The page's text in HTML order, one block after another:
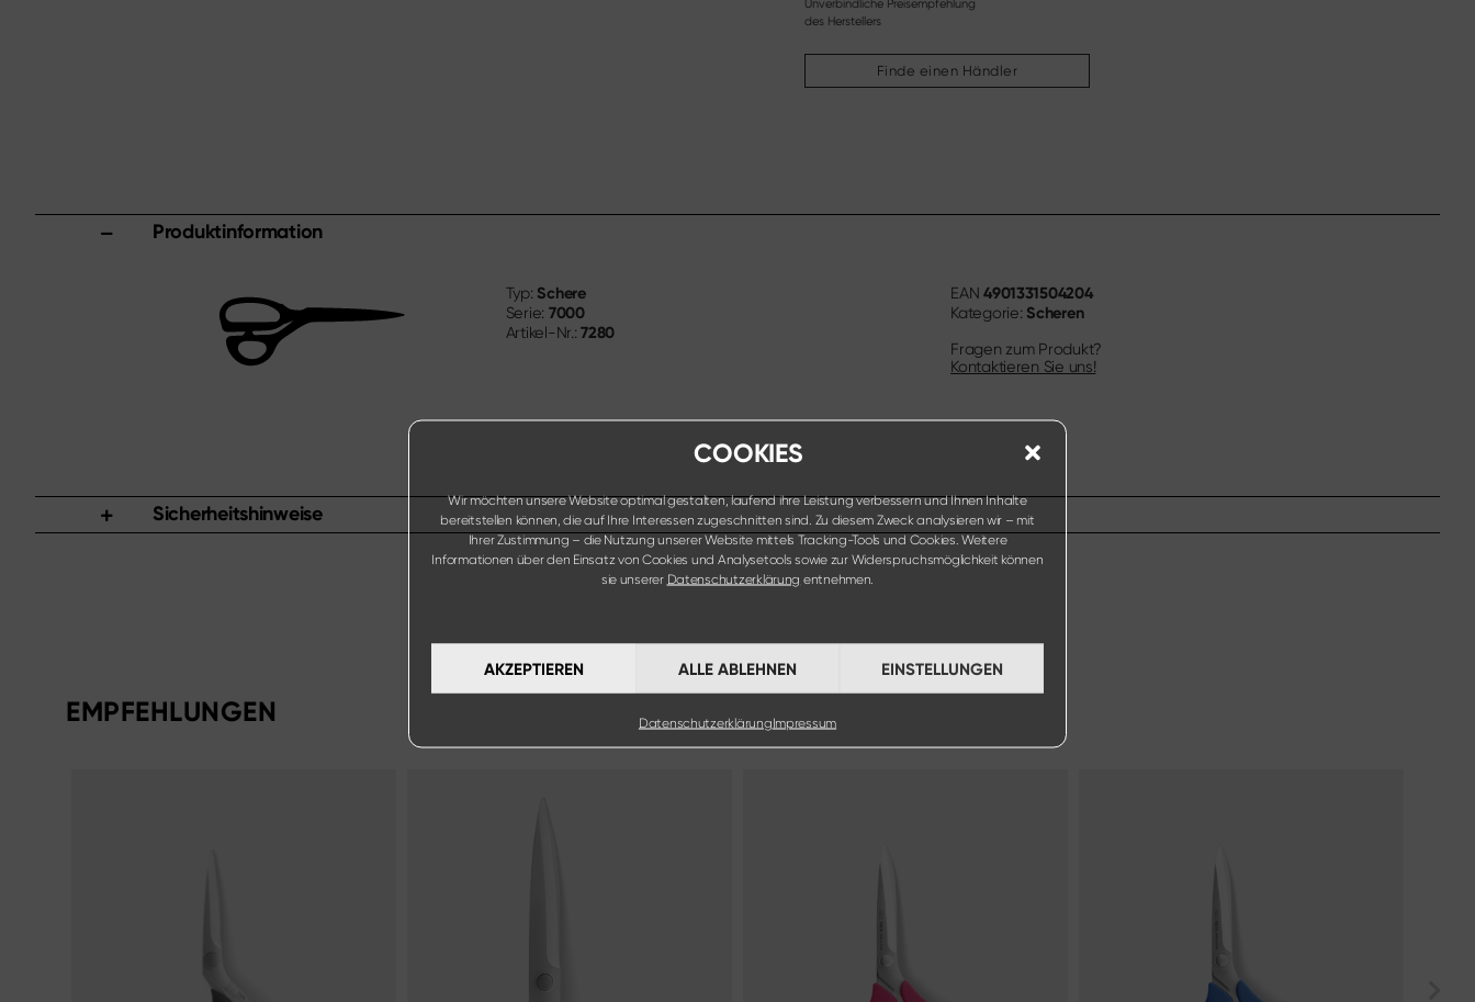
COOKIES
Wir möchten unsere Website optimal gestalten, laufend ihre Leistung verbessern und Ihnen Inhalte
bereitstellen können, die auf Ihre Interessen zugeschnitten sind. Zu diesem Zweck analysieren wir – mit
Ihrer Zustimmung – die Nutzung unserer Website mittels Tracking-Tools und Cookies. Weitere
Informationen über den Einsatz von Cookies und Analysetools sowie zur Widerspruchsmöglichkeit können
sie unserer Datenschutzerklärung entnehmen.
AKZEPTIEREN ALLE ABLEHNEN EINSTELLUNGEN
DatenschutzerklärungImpressum
Unverbindliche Preisempfehlung
des Herstellers
Finde einen Händler
Produktinformation
Typ: Schere
Serie: 7000
Artikel-Nr.:7280
EAN4901331504204
Kategorie: Scheren
Fragen zum Produkt?
Kontaktieren Sie uns!
Sicherheitshinweise
EMPFEHLUNGEN